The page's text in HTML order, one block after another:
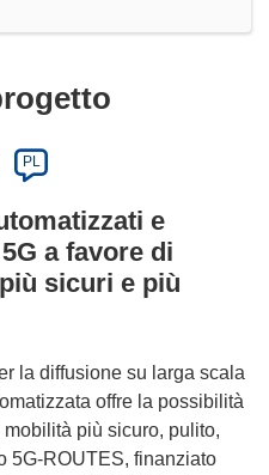
PL
e
a favore di
sicuri e più
la diffusione su larga scala
offre la possibilità
più sicuro, pulito,
5G-ROUTES, finanziato